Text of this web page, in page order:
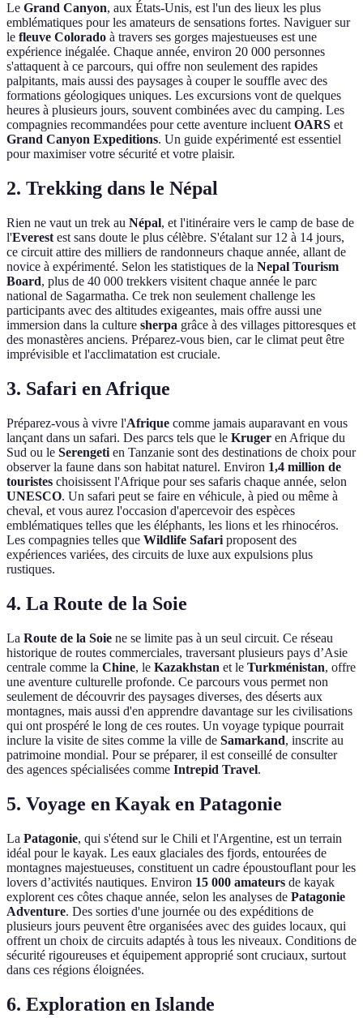
Le Grand Canyon, aux États-Unis, est l'un des lieux les plus
emblématiques pour les amateurs de sensations fortes. Naviguer sur
le fleuve Colorado à travers ses gorges majestueuses est une
expérience inégalée. Chaque année, environ 20 000 personnes
s'attaquent à ce parcours, qui offre non seulement des rapides
palpitants, mais aussi des paysages à couper le souffle avec des
formations géologiques uniques. Les excursions vont de quelques
heures à plusieurs jours, souvent combinées avec du camping. Les
compagnies recommandées pour cette aventure incluentOARS et
Grand Canyon Expeditions. Un guide expérimenté est essentiel
pour maximiser votre sécurité et votre plaisir.
2. Trekking dans le Népal
Rien ne vaut un trek au Népal, et l'itinéraire vers le camp de base de
l'Everest est sans doute le plus célèbre. S'étalant sur 12 à 14 jours,
ce circuit attire des milliers de randonneurs chaque année, allant de
novice à expérimenté. Selon les statistiques de la Nepal Tourism
Board, plus de 40 000 trekkers visitent chaque année le parc
national de Sagarmatha. Ce trek non seulement challenge les
participants avec des altitudes exigeantes, mais offre aussi une
immersion dans la culture sherpa grâce à des villages pittoresques et
des monastères anciens. Préparez-vous bien, car le climat peut être
imprévisible et l'acclimatation est cruciale.
3. Safari en Afrique
Préparez-vous à vivre l'Afrique comme jamais auparavant en vous
lançant dans un safari. Des parcs tels que le Kruger en Afrique du
Sud ou le Serengeti en Tanzanie sont des destinations de choix pour
observer la faune dans son habitat naturel. Environ 1,4 million de
touristes choisissent l'Afrique pour ses safaris chaque année, selon
UNESCO. Un safari peut se faire en véhicule, à pied ou même à
cheval, et vous aurez l'occasion d'apercevoir des espèces
emblématiques telles que les éléphants, les lions et les rhinocéros.
Les compagnies telles que Wildlife Safari proposent des
expériences variées, des circuits de luxe aux expulsions plus
rustiques.
4. La Route de la Soie
La Route de la Soie ne se limite pas à un seul circuit. Ce réseau
historique de routes commerciales, traversant plusieurs pays d’Asie
centrale comme la Chine, le Kazakhstan et le Turkménistan, offre
une aventure culturelle profonde. Ce parcours vous permet non
seulement de découvrir des paysages diverses, des déserts aux
montagnes, mais aussi d'en apprendre davantage sur les civilisations
qui ont prospéré le long de ces routes. Un voyage typique pourrait
inclure la visite de sites comme la ville de Samarkand, inscrite au
patrimoine mondial. Pour se préparer, il est conseillé de consulter
des agences spécialisées comme Intrepid Travel.
5. Voyage en Kayak en Patagonie
La Patagonie, qui s'étend sur le Chili et l'Argentine, est un terrain
idéal pour le kayak. Les eaux glaciales des fjords, entourées de
montagnes majestueuses, constituent un cadre époustouflant pour les
lovers d’activités nautiques. Environ 15 000 amateurs de kayak
explorent ces côtes chaque année, selon les analyses de Patagonie
Adventure. Des sorties d'une journée ou des expéditions de
plusieurs jours peuvent être organisées avec des guides locaux, qui
offrent un choix de circuits adaptés à tous les niveaux. Conditions de
sécurité rigoureuses et équipement approprié sont cruciaux, surtout
dans ces régions éloignées.
6. Exploration en Islande